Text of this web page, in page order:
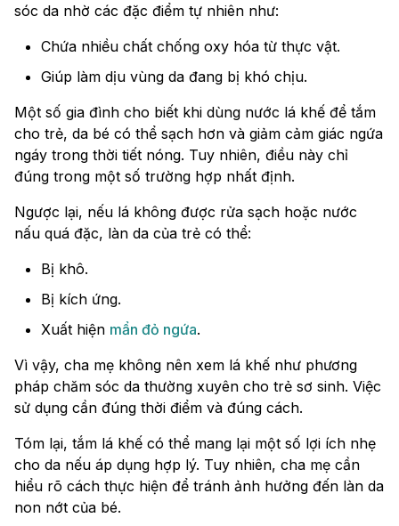
sóc da nhờ các đặc điểm tự nhiên như:
Chứa nhiều chất chống oxy hóa từ thực vật.
Giúp làm dịu vùng da đang bị khó chịu.
Một số gia đình cho biết khi dùng nước lá khế để tắm
cho trẻ, da bé có thể sạch hơn và giảm cảm giác ngứa
ngáy trong thời tiết nóng. Tuy nhiên, điều này chỉ
đúng trong một số trường hợp nhất định.
Ngược lại, nếu lá không được rửa sạch hoặc nước
nấu quá đặc, làn da của trẻ có thể:
Bị khô.
Bị kích ứng.
Xuất hiện mẩn đỏ ngứa.
Vì vậy, cha mẹ không nên xem lá khế như phương
pháp chăm sóc da thường xuyên cho trẻ sơ sinh. Việc
sử dụng cần đúng thời điểm và đúng cách.
Tóm lại, tắm lá khế có thể mang lại một số lợi ích nhẹ
cho da nếu áp dụng hợp lý. Tuy nhiên, cha mẹ cần
hiểu rõ cách thực hiện để tránh ảnh hưởng đến làn da
non nớt của bé.